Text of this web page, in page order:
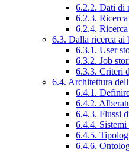
6.2.2. Dati di
6.2.3.
6.2.4.
6.3. Dalla ricerca ai
6.3.1. User
6.3.2. Job
6.3.3. Criteri
6.4. Architettura
6.4.1.
6.4.2.
6.4.3. Flussi
6.4.4.
6.4.5.
6.4.6.